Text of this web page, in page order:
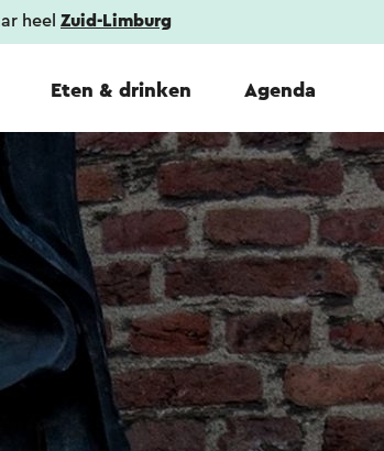
heel Zuid-Limburg
Eten & drinken Agenda